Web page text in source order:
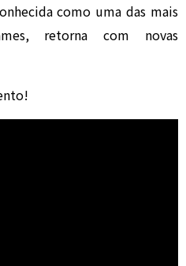
como uma das mais
retorna com novas